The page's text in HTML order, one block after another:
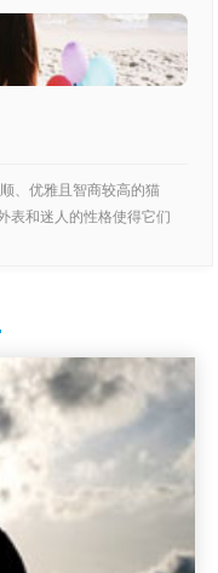
、优雅且智商较高的猫
表和迷人的性格使得它们